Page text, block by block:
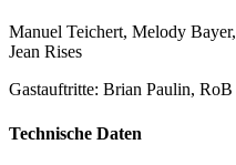
Manuel Teichert, Melody
Jean Rises
Gastauftritte: Brian Paulin, RoB
Technische Daten